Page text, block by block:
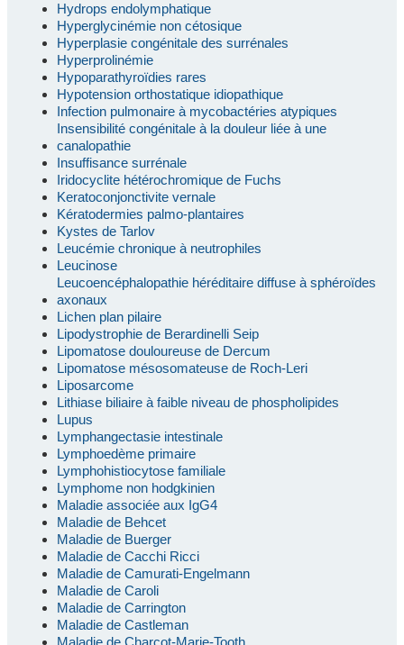
Hydrops endolymphatique
Hyperglycinémie non cétosique
Hyperplasie congénitale des surrénales
Hyperprolinémie
Hypoparathyroïdies rares
Hypotension orthostatique idiopathique
Infection pulmonaire à mycobactéries atypiques
Insensibilité congénitale à la douleur liée à une
canalopathie
Insuffisance surrénale
Iridocyclite hétérochromique de Fuchs
Keratoconjonctivite vernale
Kératodermies palmo-plantaires
Kystes de Tarlov
Leucémie chronique à neutrophiles
Leucinose
Leucoencéphalopathie héréditaire diffuse à sphéroïdes
axonaux
Lichen plan pilaire
Lipodystrophie de Berardinelli Seip
Lipomatose douloureuse de Dercum
Lipomatose mésosomateuse de Roch-Leri
Liposarcome
Lithiase biliaire à faible niveau de phospholipides
Lupus
Lymphangectasie intestinale
Lymphoedème primaire
Lymphohistiocytose familiale
Lymphome non hodgkinien
Maladie associée aux IgG4
Maladie de Behcet
Maladie de Buerger
Maladie de Cacchi Ricci
Maladie de Camurati-Engelmann
Maladie de Caroli
Maladie de Carrington
Maladie de Castleman
Maladie de Charcot-Marie-Tooth